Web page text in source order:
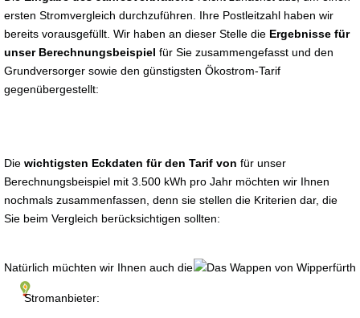
ersten Stromvergleich durchzuführen. Ihre Postleitzahl haben wir
bereits vorausgefüllt. Wir haben an dieser Stelle die Ergebnisse für
unser Berechnungsbeispiel für Sie zusammengefasst und den
Grundversorger sowie den günstigsten Ökostrom-Tarif
gegenübergestellt:
Die wichtigsten Eckdaten für den Tarif von für unser
Berechnungsbeispiel mit 3.500 kWh pro Jahr möchten wir Ihnen
nochmals zusammenfassen, denn sie stellen die Kriterien dar, die
Sie beim Vergleich berücksichtigen sollten:
Stromanbieter:
Natürlich müchten wir Ihnen auch die